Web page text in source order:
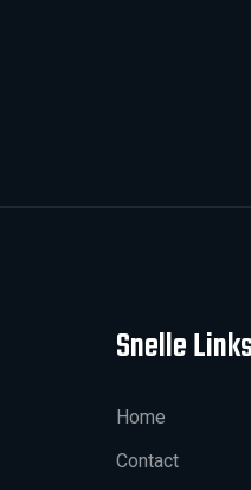
Snelle Links
Home
Contact